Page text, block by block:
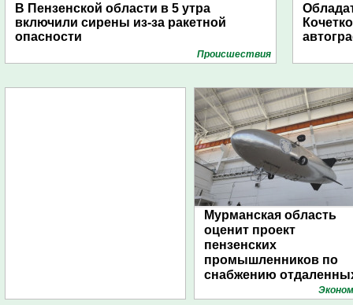
В Пензенской области в 5 утра
включили сирены из-за ракетной
опасности
Проиcшествия
Мурманская область
оценит проект
пензенских
промышленников по
снабжению
поселений с помощью